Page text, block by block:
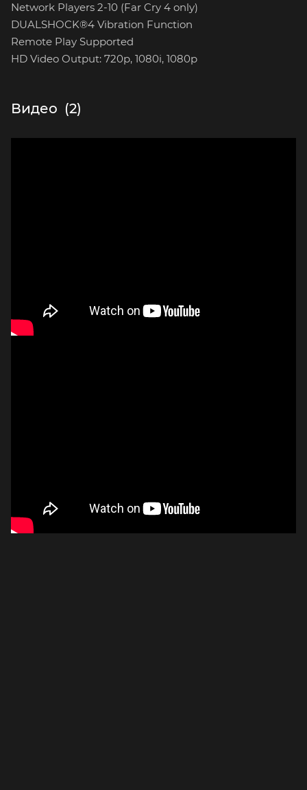
Network Players 2-10 (Far Cry 4 only)
DUALSHOCK®4 Vibration Function
Remote Play Supported
HD Video Output: 720p, 1080i, 1080p
Видео (2)